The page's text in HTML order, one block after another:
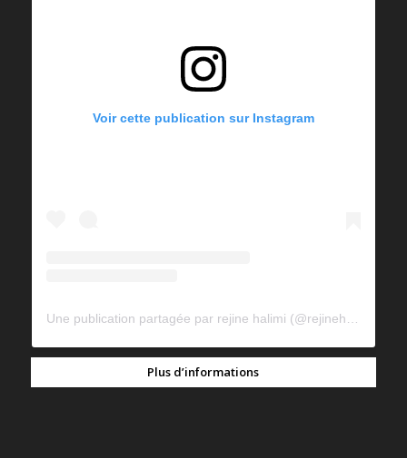
Voir cette publication sur Instagram
Plus d’informations